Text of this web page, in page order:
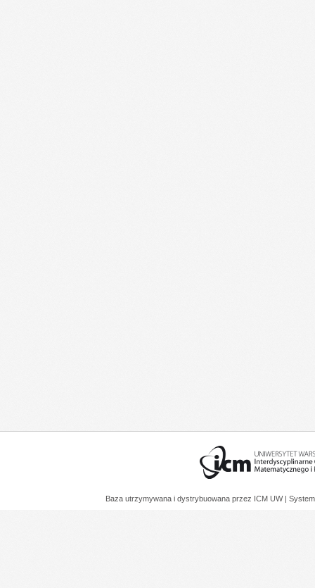
Baza utrzymywana i dystrybuowana przez ICM UW |